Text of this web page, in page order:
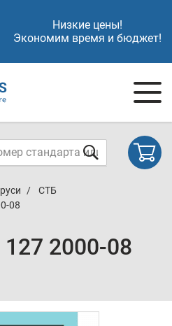
Низкие цены!
Экономим время и бюджет!
СТБ
08
127 2000-08